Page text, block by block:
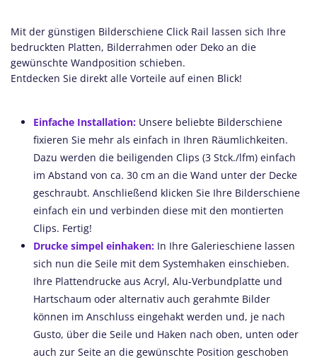
Mit der günstigen Bilderschiene Click Rail lassen sich Ihre
bedruckten Platten, Bilderrahmen oder Deko an die
gewünschte Wandposition schieben.
Entdecken Sie direkt alle Vorteile auf einen Blick!
Einfache Installation: Unsere beliebte Bilderschiene
fixieren Sie mehr als einfach in Ihren Räumlichkeiten.
Dazu werden die beiligenden Clips (3 Stck./lfm) einfach
im Abstand von ca. 30 cm an die Wand unter der Decke
geschraubt. Anschließend klicken Sie Ihre Bilderschiene
einfach ein und verbinden diese mit den montierten
Clips. Fertig!
Drucke simpel einhaken: In Ihre Galerieschiene lassen
sich nun die Seile mit dem Systemhaken einschieben.
Ihre Plattendrucke aus Acryl, Alu-Verbundplatte und
Hartschaum oder alternativ auch gerahmte Bilder
können im Anschluss eingehakt werden und, je nach
Gusto, über die Seile und Haken nach oben, unten oder
auch zur Seite an die gewünschte Position geschoben